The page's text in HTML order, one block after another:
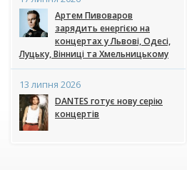
Артем Пивоваров
зарядить енергією на
концертах у Львові, Одесі,
Луцьку, Вінниці та Хмельницькому
13 липня 2026
DANTES готує нову серію
концертів